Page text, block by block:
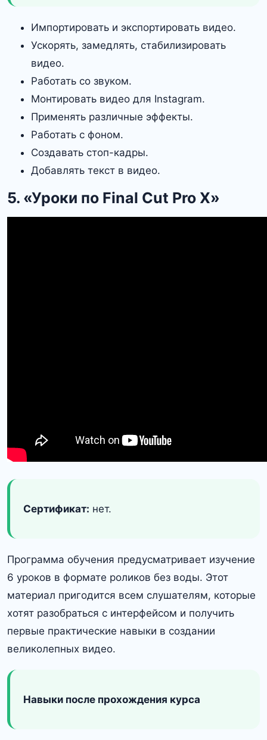
Импортировать и экспортировать видео.
Ускорять, замедлять, стабилизировать
видео.
Работать со звуком.
Монтировать видео для Instagram.
Применять различные эффекты.
Работать с фоном.
Создавать стоп-кадры.
Добавлять текст в видео.
5. «‎Уроки по Final Cut Pro X»
Сертификат: нет.
Программа обучения предусматривает изучение
6 уроков в формате роликов без воды. Этот
материал пригодится всем слушателям, которые
хотят разобраться с интерфейсом и получить
первые практические навыки в создании
великолепных видео.
Навыки после прохождения курса